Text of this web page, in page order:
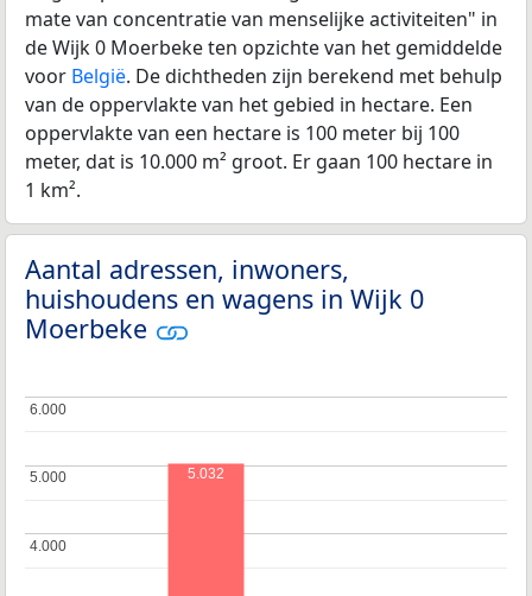
mate van concentratie van menselijke activiteiten" in
de Wijk 0 Moerbeke ten opzichte van het gemiddelde
voor België. De dichtheden zijn berekend met behulp
van de oppervlakte van het gebied in hectare. Een
oppervlakte van een hectare is 100 meter bij 100
meter, dat is 10.000 m² groot. Er gaan 100 hectare in
1 km².
Aantal adressen, inwoners,
huishoudens en wagens in Wijk 0
Moerbeke
4.000
4.000
5.000
5.000
6.000
6.000
5.032